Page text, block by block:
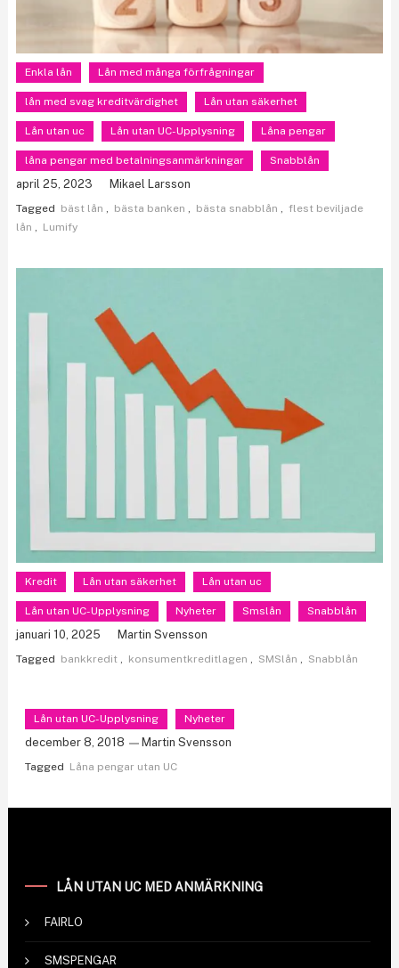
Enkla lån Lån med många förfrågningar
lån med svag kreditvärdighet Lån utan säkerhet
Lån utan uc Lån utan UC-Upplysning Låna pengar
låna pengar med betalningsanmärkningar Snabblån
april 25, 2023 Mikael Larsson
Tagged bäst lån , bästa banken , bästa snabblån , flest beviljade
lån , Lumify
Kredit Lån utan säkerhet Lån utan uc
Lån utan UC-Upplysning Nyheter Smslån Snabblån
januari 10, 2025 Martin Svensson
Tagged bankkredit konsumentkreditlagen SMSlån Snabblån
Lån utan UC-Upplysning Nyheter
december 8, 2018 Martin Svensson
Tagged Låna pengar utan UC
LÅN UTAN UC MED ANMÄRKNING
FAIRLO
SMSPENGAR